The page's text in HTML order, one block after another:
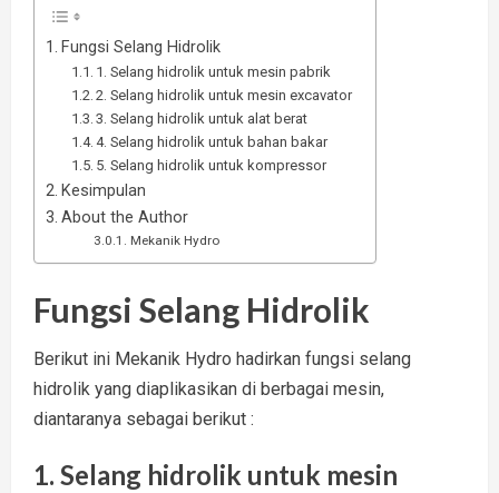
Fungsi Selang Hidrolik
1. Selang hidrolik untuk mesin pabrik
2. Selang hidrolik untuk mesin excavator
3. Selang hidrolik untuk alat berat
4. Selang hidrolik untuk bahan bakar
5. Selang hidrolik untuk kompressor
Kesimpulan
About the Author
Mekanik Hydro
Fungsi Selang Hidrolik
Berikut ini Mekanik Hydro hadirkan fungsi selang
hidrolik yang diaplikasikan di berbagai mesin,
diantaranya sebagai berikut :
1. Selang hidrolik untuk mesin